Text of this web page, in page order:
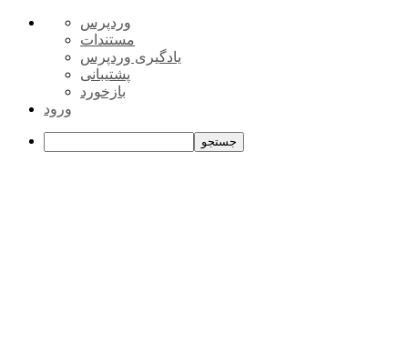
درباره
وردپرس
وردپرس
مستندات
یادگیری وردپرس
پشتیبانی
بازخورد
ورود
جستجو